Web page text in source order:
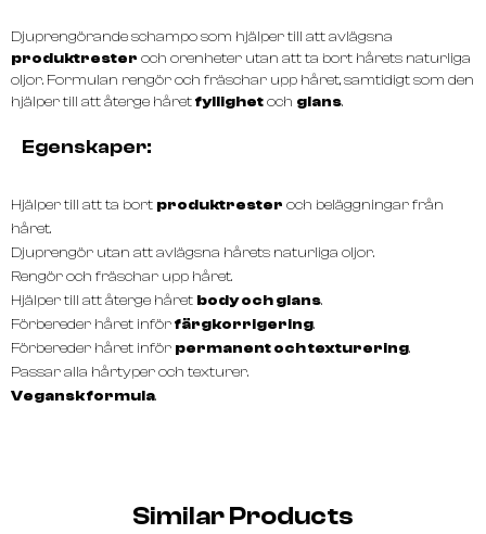
Djuprengörande schampo som hjälper till att avlägsna
produktrester och orenheter utan att ta bort hårets naturliga
oljor. Formulan rengör och fräschar upp håret, samtidigt som den
hjälper till att återge håretfyllighetoch glans.
Egenskaper:
Hjälper till att ta bort produktrester och beläggningar från
håret.
Djuprengör utan att avlägsna hårets naturliga oljor.
Rengör och fräschar upp håret.
Hjälper till att återge håret body och glans.
Förbereder håret införfärgkorrigering.
Förbereder håret inför permanent och texturering.
Passar alla hårtyper och texturer.
Vegansk formula.
Similar Products